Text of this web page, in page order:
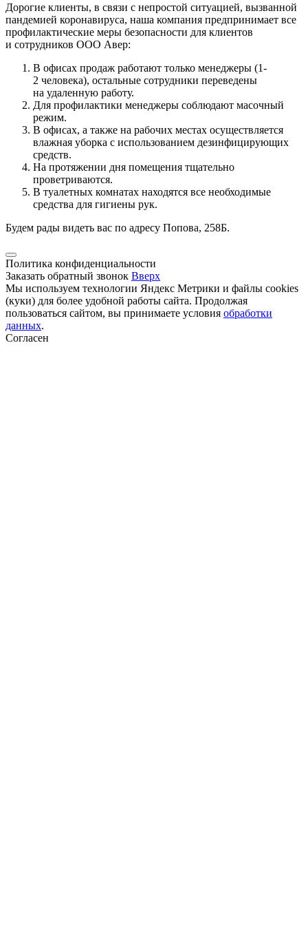
Дорогие клиенты, в связи с непростой ситуацией, вызванной
пандемией коронавируса, наша компания предпринимает все
профилактические меры безопасности для клиентов
и сотрудников ООО Авер:
В офисах продаж работают только менеджеры (1-
2 человека), остальные сотрудники переведены
на удаленную работу.
Для профилактики менеджеры соблюдают масочный
режим.
В офисах, а также на рабочих местах осуществляется
влажная уборка с использованием дезинфицирующих
средств.
На протяжении дня помещения тщательно
проветриваются.
В туалетных комнатах находятся все необходимые
средства для гигиены рук.
Будем рады видеть вас по адресу Попова, 258Б.
Политика конфиденциальности
Заказать обратный звонок Вверх
Мы используем технологии Яндекс Метрики и файлы cookies
(куки) для более удобной работы сайта. Продолжая
пользоваться сайтом, вы принимаете условия обработки
данных.
Согласен